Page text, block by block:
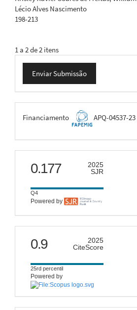
Lécio Alves Nascimento
198-213
1 a 2 de 2 itens
Enviar
Submissão
Enviar Submissão
FAPEMIG
Financiamento APQ-04537-23
scimago
0.177
2025
SJR
Q4
Powered by
citescore
0.9
2025
CiteScore
25rd percentil
Powered by